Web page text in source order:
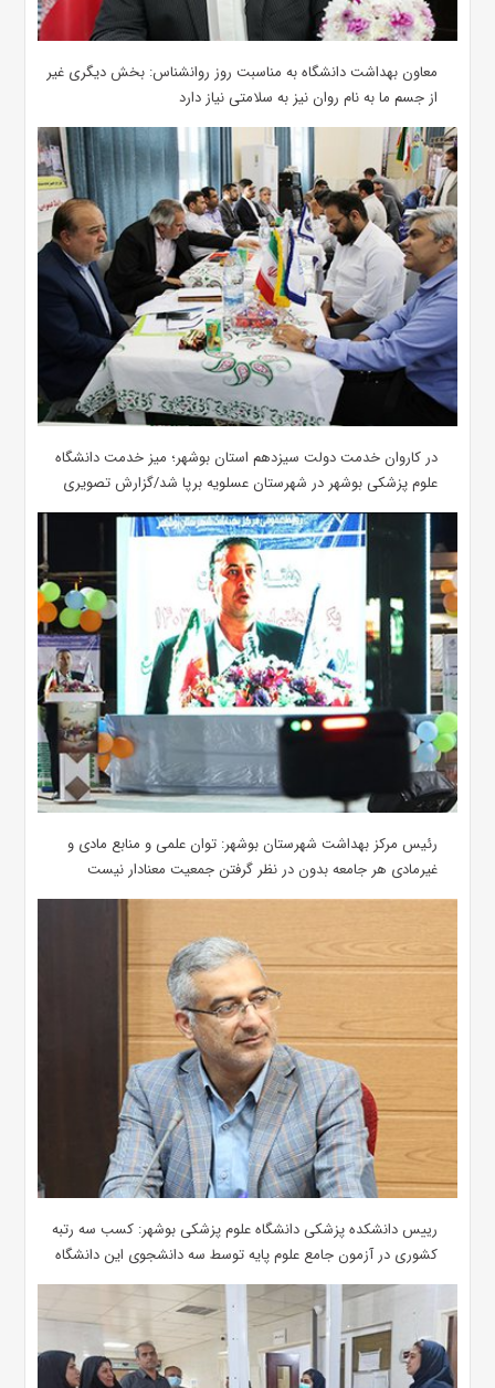
معاون بهداشت دانشگاه به مناسبت روز روانشناس: بخش دیگری غیر
از جسم ما به نام روان نیز به سلامتی نیاز دارد
در کاروان خدمت دولت سیزدهم استان بوشهر؛ میز خدمت دانشگاه
علوم پزشکی بوشهر در شهرستان عسلویه برپا شد/گزارش تصویری
رئیس مرکز بهداشت شهرستان بوشهر: توان علمی و منابع مادی و
غیرمادی هر جامعه بدون در نظر گرفتن جمعیت معنادار نیست
رییس دانشکده پزشکی دانشگاه علوم پزشکی بوشهر: کسب سه رتبه
کشوری در آزمون جامع علوم پایه توسط سه دانشجوی این دانشگاه